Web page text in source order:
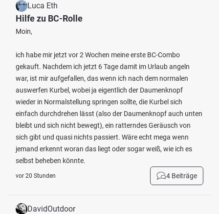
Luca Eth
Hilfe zu BC-Rolle
Moin,
ich habe mir jetzt vor 2 Wochen meine erste BC-Combo
gekauft. Nachdem ich jetzt 6 Tage damit im Urlaub angeln
war, ist mir aufgefallen, das wenn ich nach dem normalen
auswerfen Kurbel, wobei ja eigentlich der Daumenknopf
wieder in Normalstellung springen sollte, die Kurbel sich
einfach durchdrehen lässt (also der Daumenknopf auch unten
bleibt und sich nicht bewegt), ein ratterndes Geräusch von
sich gibt und quasi nichts passiert. Wäre echt mega wenn
jemand erkennt woran das liegt oder sogar weiß, wie ich es
selbst beheben könnte.
vor 20 Stunden 4 Beiträge
DavidOutdoor